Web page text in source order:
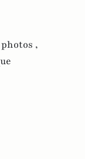
photos ,